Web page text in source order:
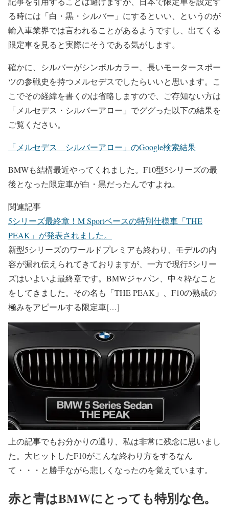
る時には「白・黒・シルバー」にするといい、というのが
輸入車業界では言われることがあるようですし、出てくる
限定車を見ると実際にそうである気がします。
確かに、シルバーがシンボルカラー、長いモータースポー
ツの参戦史を持つメルセデスでしたらいいと思います。こ
こでその経緯を書くのは省略しますので、ご存知ない方は
「メルセデス・シルバーアロー」でググった以下の結果を
ご覧ください。
「メルセデス シルバーアロー」のGoogle検索結果
BMWも結構最近やってくれました。F10型5シリーズの最
後となった限定車が白・黒だったんですよね。
関連記事
5シリーズ最終章！M Sportベースの特別仕様車「THE
PEAK」が発表されました。
新型5シリーズのワールドプレミアも終わり、モデルの内
容が漏れ伝えられてきておりますが、一方で現行5シリー
ズはいよいよ最終章です。BMWジャパン、中々粋なこと
をしてきました。その名も「THE PEAK」、F10の熟成の
極みをアピールする限定車[…]
上の記事でもお分かりの通り、私は非常に残念に思いまし
た。大ヒットしたF10がこんな終わり方をするなん
て・・・と勝手ながら悲しくなったのを覚えています。
赤と青はBMWにとっても特別な色。